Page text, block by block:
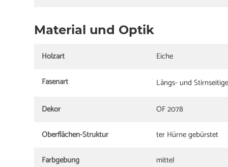
Material und Optik
Holzart
Eiche
Fasenart
Längs- und
Dekor
OF 2078
Oberflächen-Struktur
ter Hürne gebürstet
Farbgebung
mittel